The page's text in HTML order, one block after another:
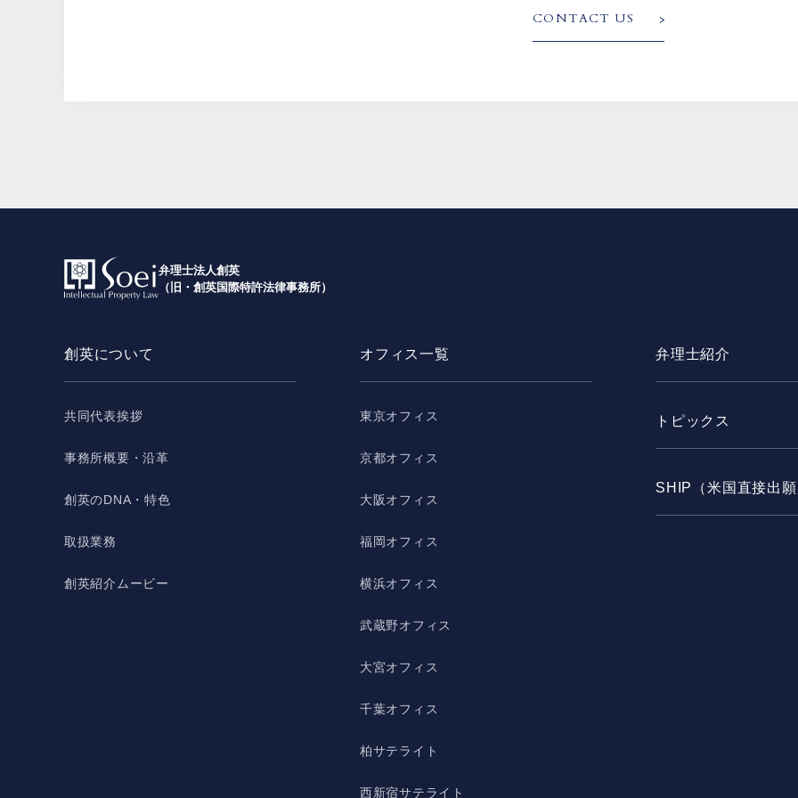
CONTACT US
弁理士法人創英
（旧・創英国際特許法律事務所）
創英について
共同代表挨拶
事務所概要・沿革
創英のDNA・特色
取扱業務
創英紹介ムービー
オフィス一覧
東京オフィス
京都オフィス
大阪オフィス
福岡オフィス
横浜オフィス
武蔵野オフィス
大宮オフィス
千葉オフィス
柏サテライト
西新宿サテライト
弁理士紹介
トピックス
SHIP（米国直接出